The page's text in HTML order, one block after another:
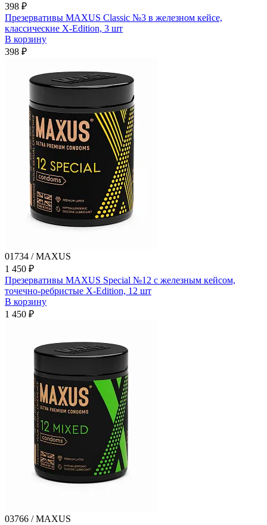
398 ₽
Презервативы MAXUS Classic №3 в железном кейсе,
классические X-Edition, 3 шт
В корзину
398 ₽
01734 / MAXUS
1 450 ₽
Презервативы MAXUS Special №12 с железным кейсом,
точечно-ребристые X-Edition, 12 шт
В корзину
1 450 ₽
03766 / MAXUS